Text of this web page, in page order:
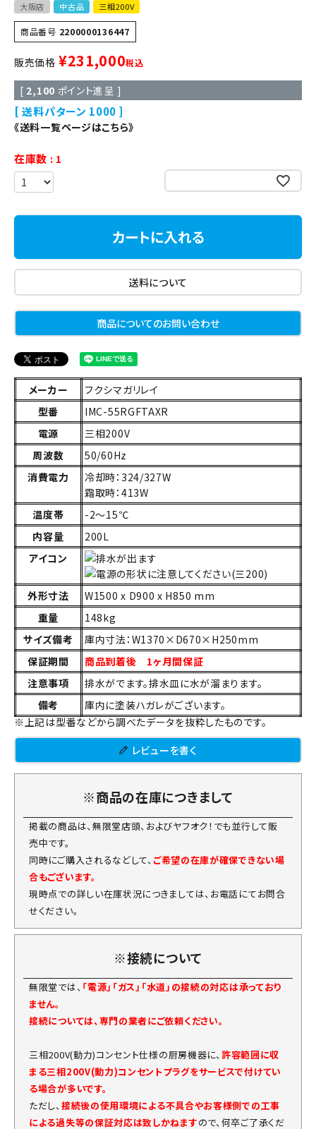
大阪店 中古品 三相200V
商品番号 2200000136447
販売価格 ¥231,000税込
[ 2,100 ポイント進呈 ]
送料パターン 1000
《送料一覧ページはこちら》
在庫数
1
カートに入れる
送料について
商品についてのお問い合わせ
メーカー
フクシマガリレイ
型番
IMC-55RGFTAXR
電源
三相200V
周波数
50/60Hz
消費電力
冷却時：324/327W
霜取時：413W
温度帯
-2～15℃
内容量
200L
アイコン
外形寸法
W1500 x D900 x H850 mm
重量
148kg
サイズ備考
庫内寸法：W1370×D670×H250mm
保証期間
商品到着後 1ヶ月間保証
注意事項
排水がでます。排水皿に水が溜まります。
備考
庫内に塗装ハガレがございます。
※上記は型番などから調べたデータを抜粋したものです。
レビューを書く
※商品の在庫につきまして
掲載の商品は、無限堂店頭、およびヤフオク！でも並行して販
売中です。
同時にご購入されるなどして、 ご希望の在庫が確保できない場
合もございます。
現時点での詳しい在庫状況につきましては、お電話にてお問合
せください。
※接続について
無限堂では、 「電源」「ガス」「水道」の接続の対応は承っており
ません。
接続については、専門の業者にご依頼ください。
三相200V(動力)コンセント仕様の厨房機器に、許容範囲に収
まる三相200V(動力)コンセントプラグをサービスで付けてい
る場合が多いです。
ただし、接続後の使用環境による不具合やお客様側での工事
による過失等の保証対応は致しかねますので、何卒ご了承くだ